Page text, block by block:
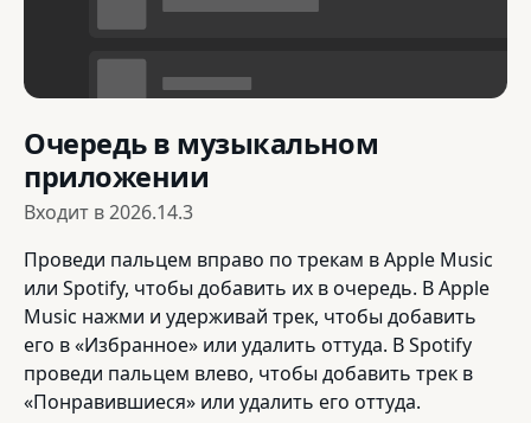
Очередь в музыкальном
приложении
Входит в2026.14.3
Проведи пальцем вправо по трекам в Apple Music
или Spotify, чтобы добавить их в очередь. В Apple
Music нажми и удерживай трек, чтобы добавить
его в «Избранное» или удалить оттуда. В Spotify
проведи пальцем влево, чтобы добавить трек в
«Понравившиеся» или удалить его оттуда.